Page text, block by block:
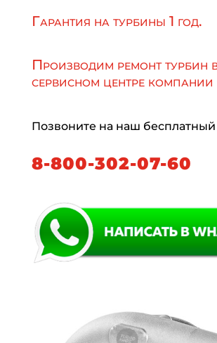
Гарантия на турбины 1 год.
Производим ремонт турбин
сервисном центре компании
Позвоните на наш
8-800-302-07-60